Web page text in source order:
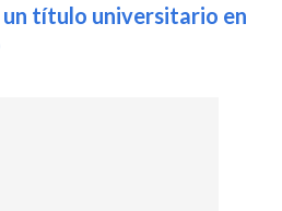
un título universitario en